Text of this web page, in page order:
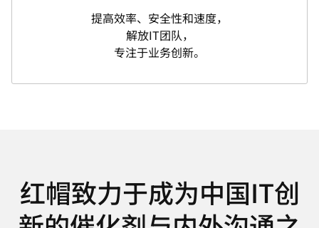
提高效率、安全性和速度，
解放IT团队，
专注于业务创新。
红帽致力于成为中国IT创